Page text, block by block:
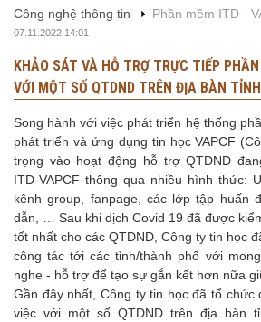
Công nghệ thông tin Phần mềm ITD -
07.11.2022 14:01
KHẢO SÁT VÀ HỖ TRỢ TRỰC TIẾP
VỚI MỘT SỐ QTDND TRÊN ĐỊA BÀN
Song hành với việc phát triển hệ thống
phát triển và ứng dụng tin học VAPCF
trọng vào hoạt động hỗ trợ QTDND
ITD-VAPCF thông qua nhiều hình thức:
kênh group, fanpage, các lớp tập huấn
dẫn, … Sau khi dịch Covid 19 đã được
tốt nhất cho các QTDND, Công ty tin học
công tác tới các tỉnh/thành phố với
nghe - hỗ trợ để tạo sự gắn kết hơn nữa
Gần đây nhất, Công ty tin học đã tổ chức
việc với một số QTDND trên địa bàn